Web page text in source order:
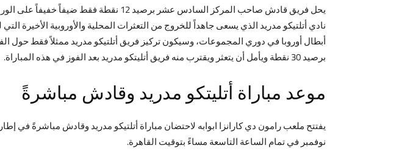
يحل فريق قادش صاحب المركز السادس عشر
نادي أتلتيكو مدريد الذي يسعى جاهداً للخروج من التعثرات المحلية والأوروبية
أبطال أوروبا في دوري المجموعات، وسيكون تركيز فريق أتلتيكو مدريد ممثلاً فقط حول
برصيد 30 نقطة ويأمل أن يتعثر ويقترب منه فريق أتليتكو مدريد بعد الفوز في هذه المباراة.
موعد مباراة أتليتكو مدريد وقادش مباشرةً
نوفمبر في تمام الساعة التاسعة مساءً بتوقيت القاهرة.